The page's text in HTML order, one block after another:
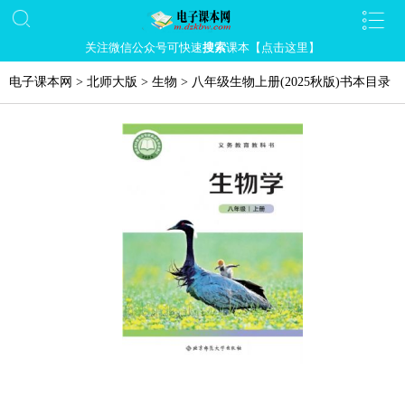
关注微信公众号可快速搜索课本【点击这里】
电子课本网 > 北师大版 > 生物 > 八年级生物上册(2025秋版)书本目录